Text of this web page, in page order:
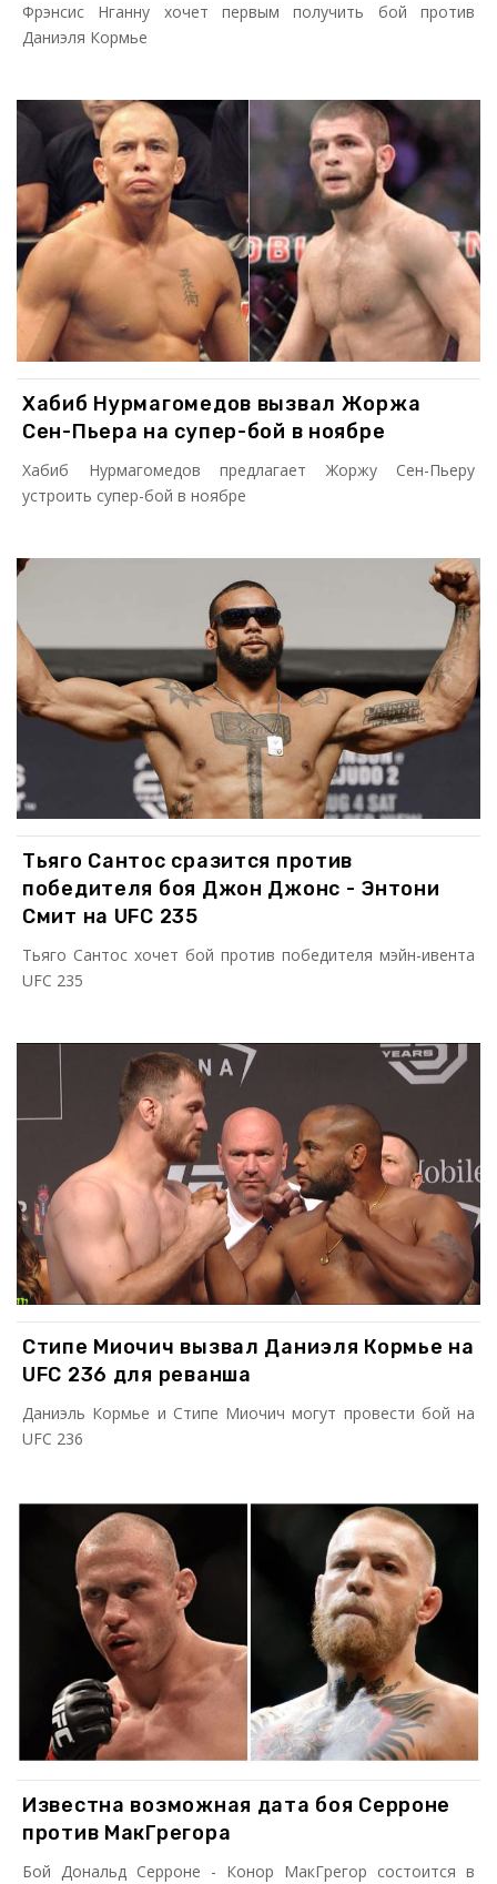
Фрэнсис Нганну хочет первым получить бой против
Даниэля Кормье
Хабиб Нурмагомедов вызвал Жоржа
Сен-Пьера на супер-бой в ноябре
Хабиб Нурмагомедов предлагает Жоржу Сен-Пьеру
устроить супер-бой в ноябре
Тьяго Сантос сразится против
победителя боя Джон Джонс - Энтони
Смит на UFC 235
Тьяго Сантос хочет бой против победителя мэйн-ивента
UFC 235
Стипе Миочич вызвал Даниэля Кормье на
UFC 236 для реванша
Даниэль Кормье и Стипе Миочич могут провести бой на
UFC 236
Известна возможная дата боя Серроне
против МакГрегора
Бой Дональд Серроне - Конор МакГрегор состоится в